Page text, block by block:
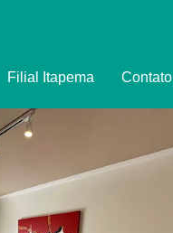
de Reserva
Privacidade
para Reservar
Filial Itapema Contato